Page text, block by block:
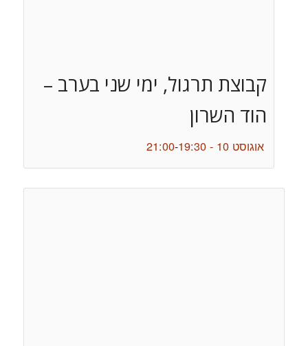
קבוצת תרגול, ימי שני בערב –
הוד השרון
אוגוסט 10 - 19:30 -
21:00